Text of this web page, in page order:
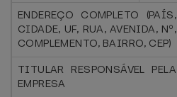
ENDEREÇO COMPLETO (PAÍS,
CIDADE, UF, RUA, AVENIDA, Nº,
COMPLEMENTO, BAIRRO, CEP)
TITULAR RESPONSÁVEL PELA
EMPRESA